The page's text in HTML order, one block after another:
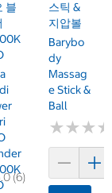
(6)
블
스틱 &
지압볼
Barybo
Dy
Massag
E Stick &
Ball
★★★
★★★